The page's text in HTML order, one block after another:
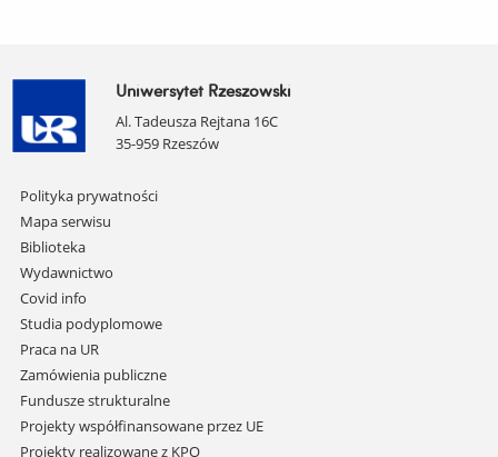
Uniwersytet Rzeszowski
Al. Tadeusza Rejtana 16C
35-959 Rzeszów
Pomiń
nawigację
i
przejdź
do
treści
Polityka prywatności
Mapa serwisu
Biblioteka
Wydawnictwo
Covid info
Studia podyplomowe
Praca na UR
Zamówienia publiczne
Fundusze strukturalne
Projekty współfinansowane przez UE
Projekty realizowane z KPO